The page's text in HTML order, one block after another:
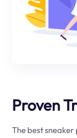
Proven
The best